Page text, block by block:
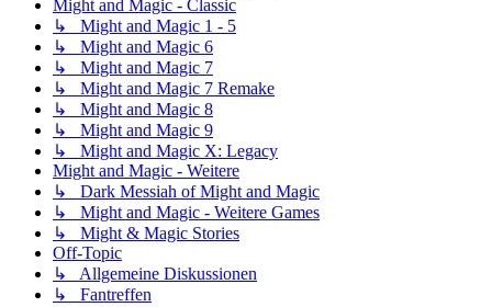
Might and Magic - Classic
↳ Might and Magic 1 - 5
↳ Might and Magic 6
↳ Might and Magic 7
↳ Might and Magic 7 Remake
↳ Might and Magic 8
↳ Might and Magic 9
↳ Might and Magic X: Legacy
Might and Magic - Weitere
↳ Dark Messiah of Might and Magic
↳ Might and Magic - Weitere Games
↳ Might & Magic Stories
Off-Topic
↳ Allgemeine Diskussionen
↳ Fantreffen